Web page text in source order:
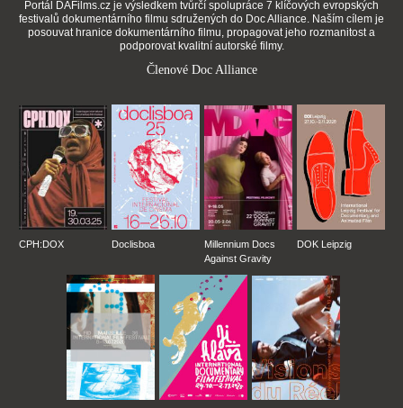
Portál DAFilms.cz je výsledkem tvůrčí spolupráce 7 klíčových evropských
festivalů dokumentárního filmu sdružených do Doc Alliance. Naším cílem je
posouvat hranice dokumentárního filmu, propagovat jeho rozmanitost a
podporovat kvalitní autorské filmy.
Členové Doc Alliance
CPH:DOX Doclisboa
Millennium Docs
Against Gravity
DOK Leipzig